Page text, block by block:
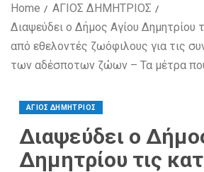
Home
ΑΓΙΟΣ ΔΗΜΗΤΡΙΟΣ
Διαψεύδει ο Δήμος Αγίου Δημητρίου
από εθελοντές ζωόφιλους για τις
των αδέσποτων ζώων – Τα μέτρα
ΑΓΙΟΣ ΔΗΜΗΤΡΙΟΣ
Διαψεύδει ο
Δημητρίου τις